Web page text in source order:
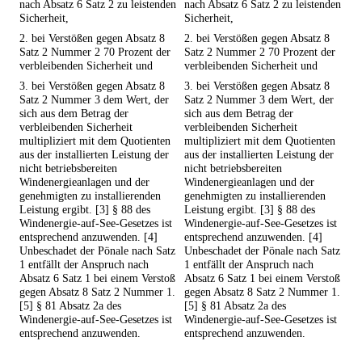
nach Absatz 6 Satz 2 zu leistenden
Sicherheit,
nach Absatz 6 Satz 2 zu leistenden
Sicherheit,
2. bei Verstößen gegen Absatz 8
Satz 2 Nummer 2 70 Prozent der
verbleibenden Sicherheit und
2. bei Verstößen gegen Absatz 8
Satz 2 Nummer 2 70 Prozent der
verbleibenden Sicherheit und
3. bei Verstößen gegen Absatz 8
Satz 2 Nummer 3 dem Wert, der
sich aus dem Betrag der
verbleibenden Sicherheit
multipliziert mit dem Quotienten
aus der installierten Leistung der
nicht betriebsbereiten
Windenergieanlagen und der
genehmigten zu installierenden
Leistung ergibt. [3] § 88 des
Windenergie-auf-See-Gesetzes ist
entsprechend anzuwenden. [4]
Unbeschadet der Pönale nach Satz
1 entfällt der Anspruch nach
Absatz 6 Satz 1 bei einem Verstoß
gegen Absatz 8 Satz 2 Nummer 1.
[5] § 81 Absatz 2a des
Windenergie-auf-See-Gesetzes ist
entsprechend anzuwenden.
3. bei Verstößen gegen Absatz 8
Satz 2 Nummer 3 dem Wert, der
sich aus dem Betrag der
verbleibenden Sicherheit
multipliziert mit dem Quotienten
aus der installierten Leistung der
nicht betriebsbereiten
Windenergieanlagen und der
genehmigten zu installierenden
Leistung ergibt. [3] § 88 des
Windenergie-auf-See-Gesetzes ist
entsprechend anzuwenden. [4]
Unbeschadet der Pönale nach Satz
1 entfällt der Anspruch nach
Absatz 6 Satz 1 bei einem Verstoß
gegen Absatz 8 Satz 2 Nummer 1.
[5] § 81 Absatz 2a des
Windenergie-auf-See-Gesetzes ist
entsprechend anzuwenden.